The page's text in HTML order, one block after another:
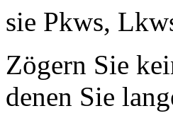
sie Pkws,
Zögern Sie
denen Sie